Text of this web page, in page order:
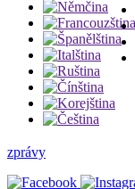
zprávy